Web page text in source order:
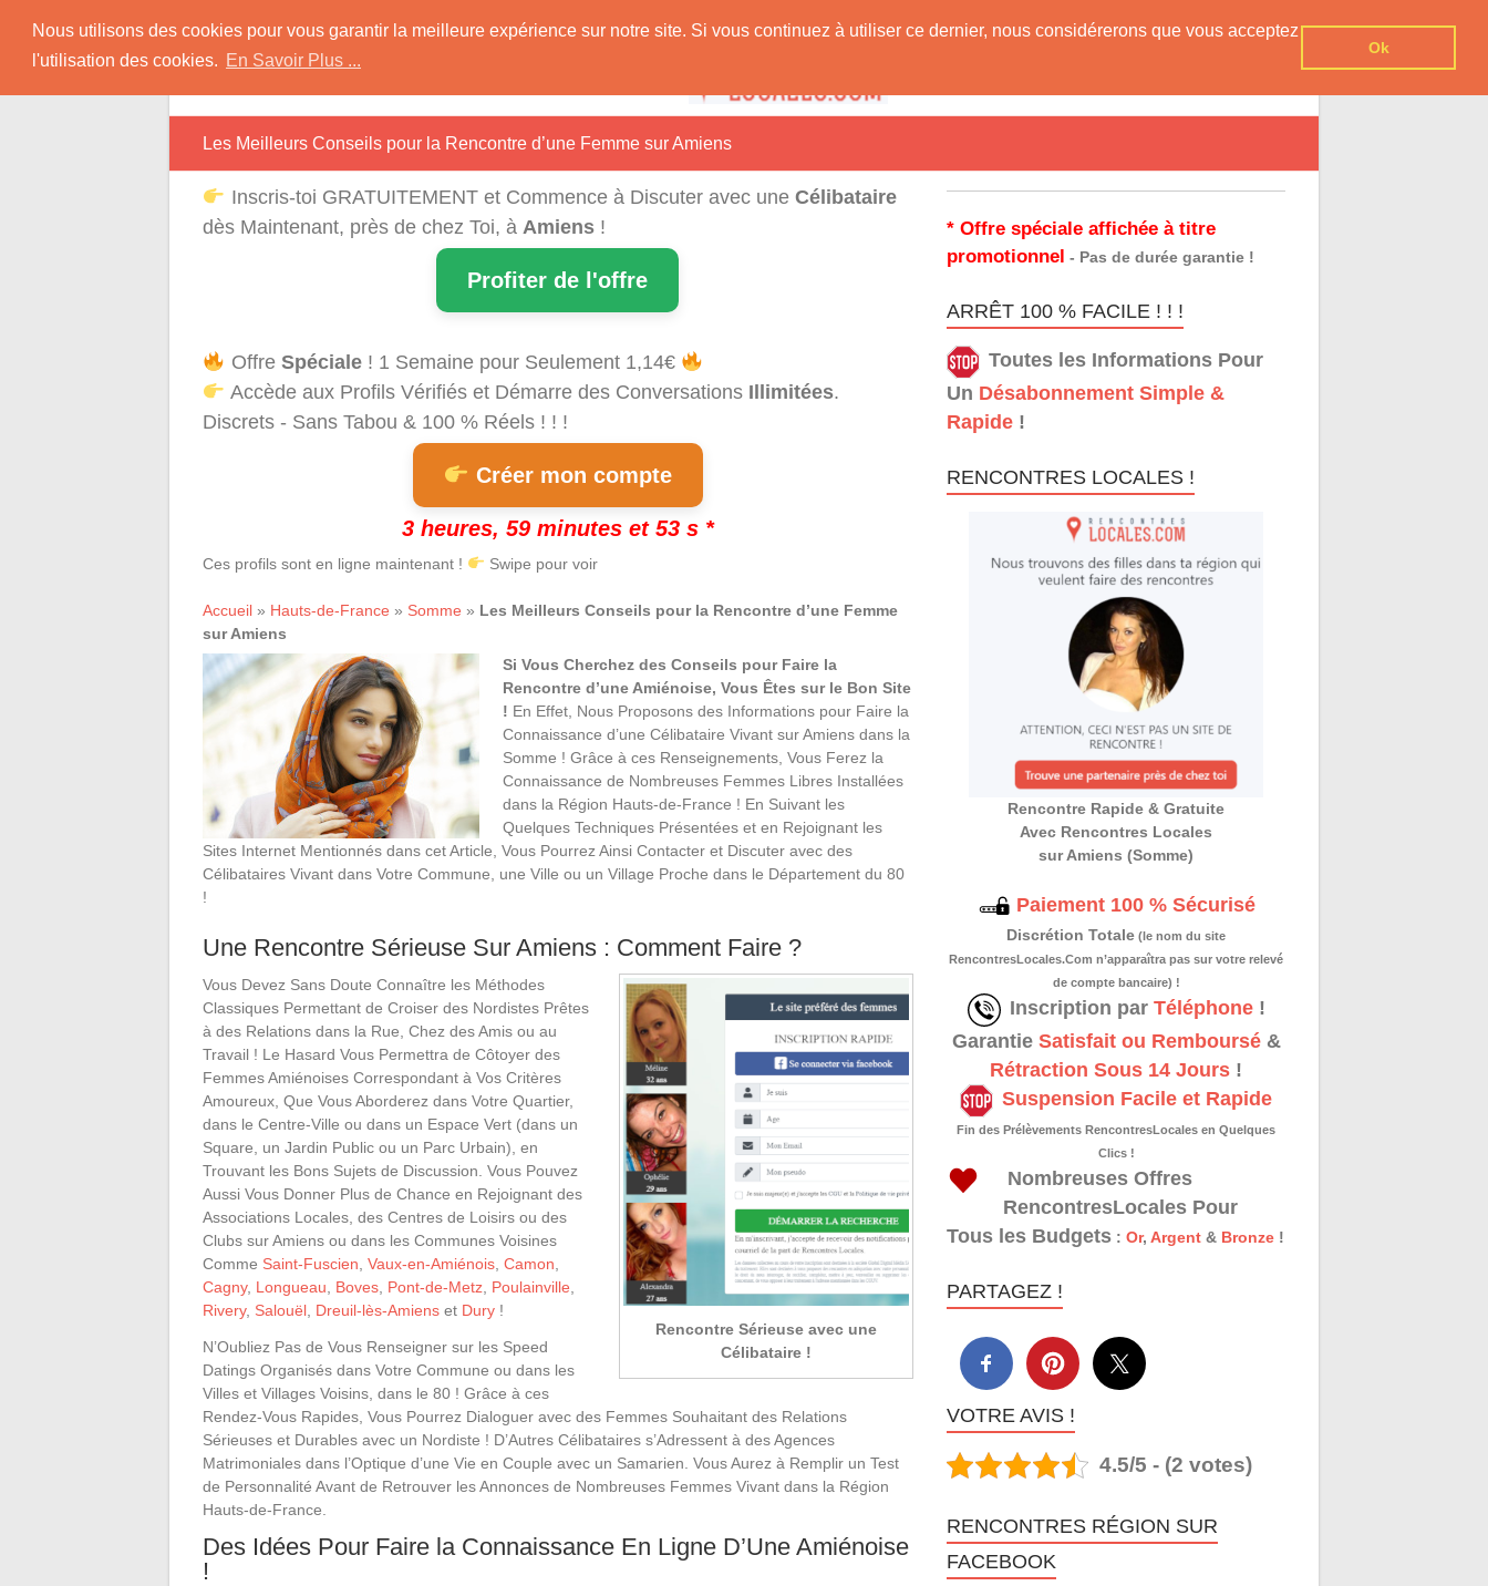
Nous utilisons des cookies pour vous garantir la meilleure expérience sur notre site. Si vous continuez à utiliser ce dernier, nous considérerons que vous acceptez
l'utilisation des cookies. En Savoir Plus ...
Ok
content
Rencontres Région
Rencontrez Une Célibataire Près de chez Vous !
Les Meilleurs Conseils pour la Rencontre d’une Femme sur Amiens
Inscris-toi GRATUITEMENT et Commence à Discuter avec une Célibataire
dès Maintenant, près de chez Toi, à Amiens !
Profiter de l'offre
Offre Spéciale! 1 Semaine pour Seulement 1,14€
Accède aux Profils Vérifiés et Démarre des Conversations Illimitées.
Discrets - Sans Tabou & 100 % Réels ! ! !
Créer mon compte
3 heures, 59 minutes et 52 s *
Ces profils sont en ligne maintenant ! Swipe pour voir
Accueil » Hauts-de-France » Somme » Les Meilleurs Conseils pour la Rencontre d’une Femme
sur Amiens
Si Vous Cherchez des Conseils pour Faire la
Rencontre d’une Amiénoise, Vous Êtes sur le Bon Site
! En Effet, Nous Proposons des Informations pour Faire la
Connaissance d’une Célibataire Vivant sur Amiens dans la
Somme ! Grâce à ces Renseignements, Vous Ferez la
Connaissance de Nombreuses Femmes Libres Installées
dans la Région Hauts-de-France ! En Suivant les
Quelques Techniques Présentées et en Rejoignant les
Sites Internet Mentionnés dans cet Article, Vous Pourrez Ainsi Contacter et Discuter avec des
Célibataires Vivant dans Votre Commune, une Ville ou un Village Proche dans le Département du 80
!
Une Rencontre Sérieuse Sur Amiens : Comment Faire ?
Rencontre Sérieuse avec une
Célibataire !
Vous Devez Sans Doute Connaître les Méthodes
Classiques Permettant de Croiser des Nordistes Prêtes
à des Relations dans la Rue, Chez des Amis ou au
Travail ! Le Hasard Vous Permettra de Côtoyer des
Femmes Amiénoises Correspondant à Vos Critères
Amoureux, Que Vous Aborderez dans Votre Quartier,
dans le Centre-Ville ou dans un Espace Vert (dans un
Square, un Jardin Public ou un Parc Urbain), en
Trouvant les Bons Sujets de Discussion. Vous Pouvez
Aussi Vous Donner Plus de Chance en Rejoignant des
Associations Locales, des Centres de Loisirs ou des
Clubs sur Amiens ou dans les Communes Voisines
Comme Saint-Fuscien Vaux-en-Amiénois Camon
Cagny, Longueau Boves Pont-de-Metz Poulainville
Rivery, Salouël Dreuil-lès-Amiens et Dury !
N’Oubliez Pas de Vous Renseigner sur les Speed
Datings Organisés dans Votre Commune ou dans les
Villes et Villages Voisins, dans le 80 ! Grâce à ces
Rendez-Vous Rapides, Vous Pourrez Dialoguer avec des Femmes Souhaitant des Relations
Sérieuses et Durables avec un Nordiste ! D’Autres Célibataires s’Adressent à des Agences
Matrimoniales dans l’Optique d’une Vie en Couple avec un Samarien. Vous Aurez à Remplir un Test
de Personnalité Avant de Retrouver les Annonces de Nombreuses Femmes Vivant dans la Région
Hauts-de-France.
Des Idées Pour Faire la Connaissance En Ligne D’Une Amiénoise
!
* Offre spéciale affichée à titre
promotionnel - Pas de durée garantie !
ARRÊT 100 % FACILE ! ! !
Toutes les Informations Pour
Un Désabonnement Simple &
Rapide !
RENCONTRES LOCALES !
Rencontre Rapide & Gratuite
Avec Rencontres Locales
sur Amiens (Somme)
Paiement 100 % Sécurisé
Discrétion Totale (le nom du site
RencontresLocales.Com n’apparaîtra pas sur votre relevé
de compte bancaire) !
Inscription par Téléphone!
Garantie Satisfait ou Remboursé&
Rétraction Sous 14 Jours !
Suspension Facile et Rapide
Fin des Prélèvements RencontresLocales en Quelques
Clics !
Nombreuses Offres
RencontresLocales Pour
Tous les Budgets :Or,Argent & Bronze !
PARTAGEZ !
VOTRE AVIS !
4.5/5 - (2 votes)
RENCONTRES RÉGION SUR
FACEBOOK